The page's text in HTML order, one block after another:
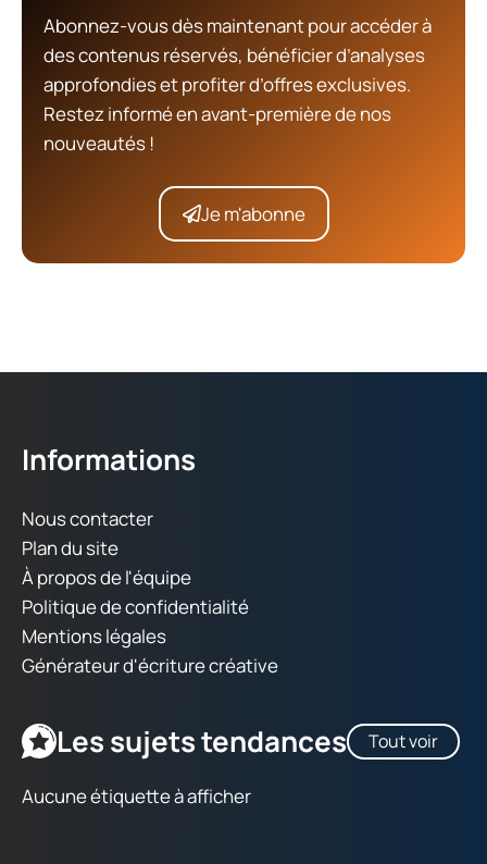
Abonnez-vous dès maintenant pour accéder à
des contenus réservés, bénéficier d’analyses
approfondies et profiter d’offres exclusives.
Restez informé en avant-première de nos
nouveautés !
Je m'abonne
Informations
Nous contacter
Plan du site
À propos de l'équipe
Politique de confidentialité
Mentions légales
Générateur d'écriture créative
Les sujets tendances Tout voir
Aucune étiquette à afficher